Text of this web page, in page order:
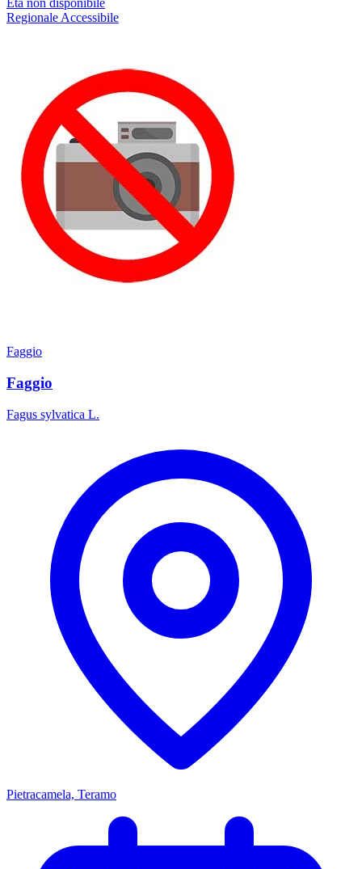
Età non disponibile
Regionale Accessibile
Faggio
Faggio
Fagus sylvatica L.
Pietracamela, Teramo